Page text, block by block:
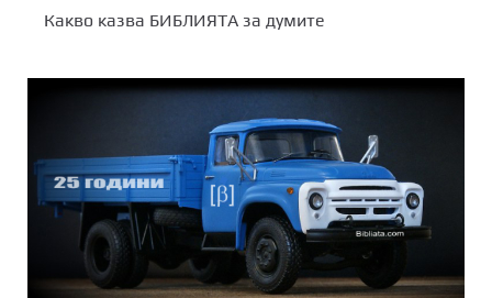
Какво казва БИБЛИЯТА за думите